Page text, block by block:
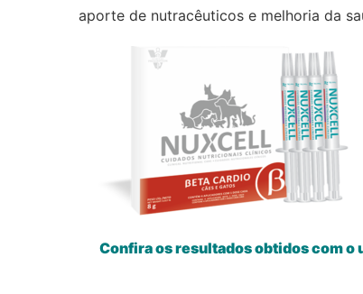
aporte de nutracêuticos e melhoria da
Confira os resultados obtidos com o